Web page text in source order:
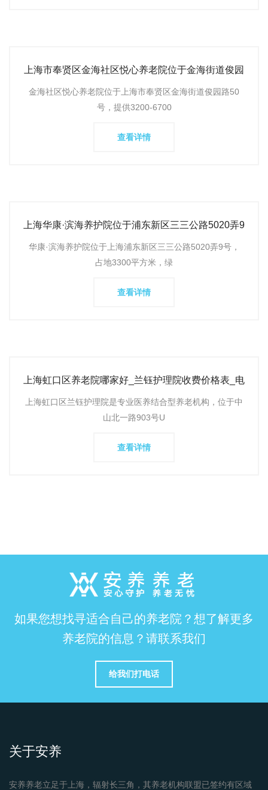
上海市奉贤区金海社区悦心养老院位于金海街道俊园
金海社区悦心养老院位于上海市奉贤区金海街道俊园路50
号，提供3200-6700
查看详情
上海华康·滨海养护院位于浦东新区三三公路5020弄9
华康·滨海养护院位于上海浦东新区三三公路5020弄9号，
占地3300平方米，绿
查看详情
上海虹口区养老院哪家好_兰钰护理院收费价格表_电
上海虹口区兰钰护理院是专业医养结合型养老机构，位于中
山北一路903号U
查看详情
如果您想找寻适合自己的养老院？想了解更多
养老院的信息？请联系我们
给我们打电话
关于安养
安养养老立足于上海，辐射长三角，其养老机构联盟已签约有区域